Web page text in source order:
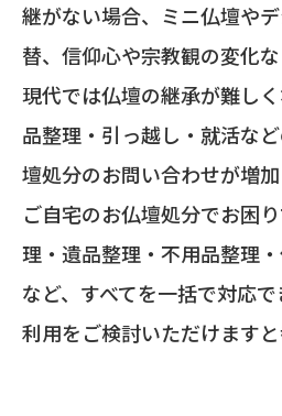
継がない場合、ミニ仏壇や
替、信仰心や宗教観の変化
現代では仏壇の継承が難し
品整理・引っ越し・就活な
壇処分のお問い合わせが増加
ご自宅のお仏壇処分でお困
理・遺品整理・不用品整理
など、すべてを一括で対応
利用をご検討いただけますと